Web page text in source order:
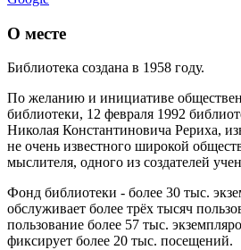
О месте
Библиотека создана в 1958 году.
По желанию и инициативе
библиотеки, 12 февраля 1992
Николая Константиновича Рериха,
не очень известного широкой
мыслителя, одного из создателей
Фонд библиотеки - более 30 тыс.
обслуживает более трёх тысяч
пользование более 57 тыс.
фиксирует более 20 тыс. посещений.